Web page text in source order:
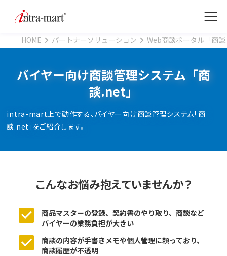
HOME パートナーソリューション Web商談ポータル「商
バイヤー向け商談管理システム「商
談.net」
intra-mart上で動作する、バイヤー向け商談管理システム「商
談.net」をご紹介します。
こんなお悩み抱えていませんか？
商品マスターの登録、契約書のやり取り、商談など
バイヤーの業務負担が大きい
商談の内容が手書きメモや個人管理に頼っており、
商談履歴が不透明